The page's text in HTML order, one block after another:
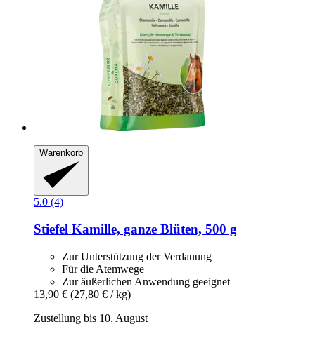
Warenkorb
5.0 (4)
Stiefel Kamille, ganze Blüten, 500 g
Zur Unterstützung der Verdauung
Für die Atemwege
Zur äußerlichen Anwendung geeignet
13,90 € (27,80 € / kg)
Zustellung bis 10. August